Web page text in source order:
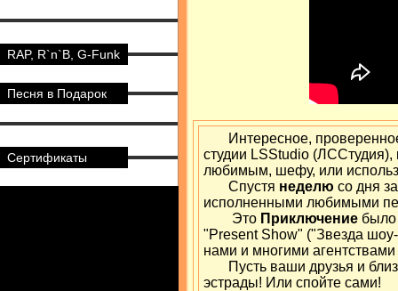
RAP, R`n`B, G-Funk
Песня в Подарок
Сертификаты
Интересное,
студии LSStudio
любимым, шефу, или
Спустя неделю со дня
исполненными любимыми
Это Приключениебыло
"Present Show" ("Звезда
нами и многими агентствами
Пусть ваши друзья и
эстрады! Или спойте сами!